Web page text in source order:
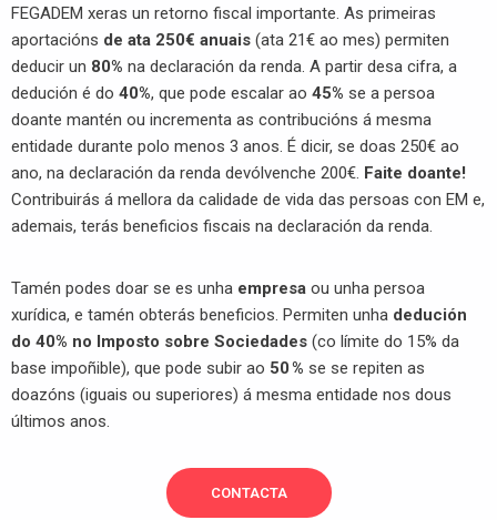
FEGADEM xeras un retorno fiscal importante. As primeiras
aportacións de ata 250€ anuais (ata 21€ ao mes) permiten
deducir un 80% na declaración da renda. A partir desa cifra, a
dedución é do 40%, que pode escalar ao 45% se a persoa
doante mantén ou incrementa as contribucións á mesma
entidade durante polo menos 3 anos. É dicir, se doas 250€ ao
ano, na declaración da renda devólvenche 200€. Faite doante!
Contribuirás á mellora da calidade de vida das persoas con EM e,
ademais, terás beneficios fiscais na declaración da renda.
Tamén podes doar se es unha empresa ou unha persoa
xurídica, e tamén obterás beneficios. Permiten unha dedución
do 40% no Imposto sobre Sociedades (co límite do 15% da
base impoñible), que pode subir ao 50 % se se repiten as
doazóns (iguais ou superiores) á mesma entidade nos dous
últimos anos.
CONTACTA